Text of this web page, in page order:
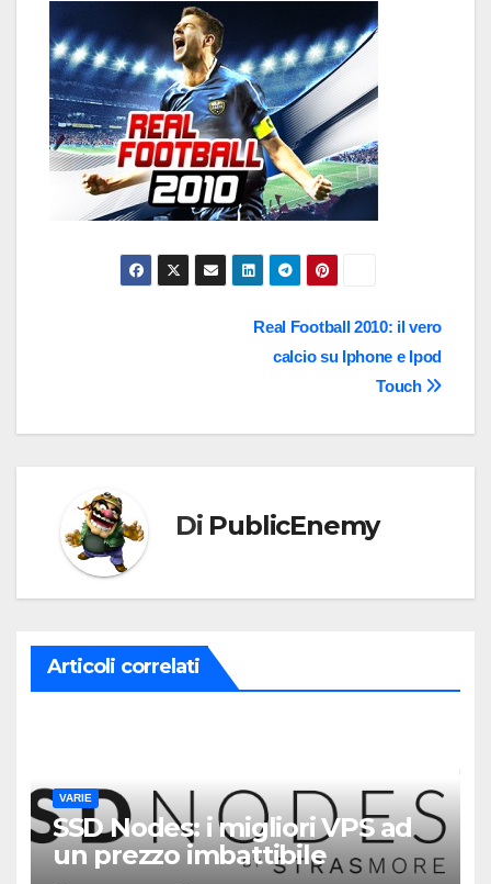
Real Football 2010: il vero
calcio su Iphone e Ipod
Touch
Di PublicEnemy
Articoli correlati
VARIE
SSD Nodes: i migliori VPS ad
un prezzo imbattibile